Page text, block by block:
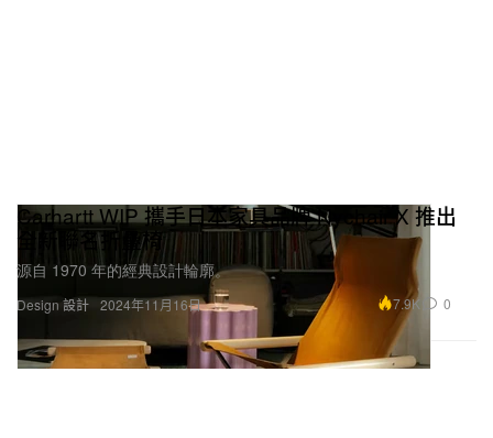
Design 設計
Carhartt WIP 攜手日本家具品牌 Nychair X 推出
全新聯名折疊椅
源自 1970 年的經典設計輪廓。
2024年11月16日 7.9K 0